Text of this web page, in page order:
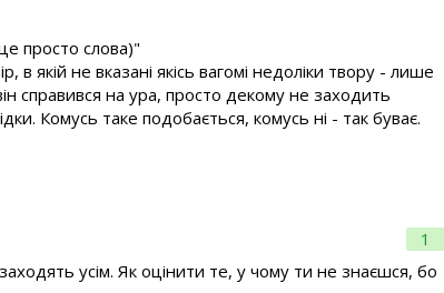
просто слова)"
якій не вказані якісь вагомі недоліки твору - лише
справився на ура, просто декому не заходить
Комусь таке подобається, комусь ні - так буває.
1
усім. Як оцінити те, у чому ти не знаєшся, бо